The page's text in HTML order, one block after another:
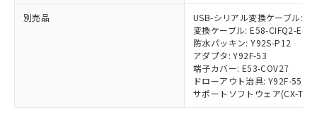
別売品
USB-シリアル変換ケーブル:
変換ケーブル: E58-CIFQ2-E
防水パッキン: Y92S-P12
アダプタ: Y92F-53
端子カバー: E53-COV27
ドローアウト治具: Y92F-55
サポートソフトウェア(CX-
お客様が当ウェブサイト上で当社にご
登録された部品リストについて、当社
および当社の共同利用者が、当社の製
品・サービスに関するお客様との取
引・商談に必要な範囲で利用すること
※当社の共同利用者とは、 "個人情報
※3 非含有証明書ダウンロード
下記の非含有証明書をダウンロードするこ
EU RoHS指令（10物質）の非含有証明書
51物質の非含有証明書（当社基準）
キャンセル